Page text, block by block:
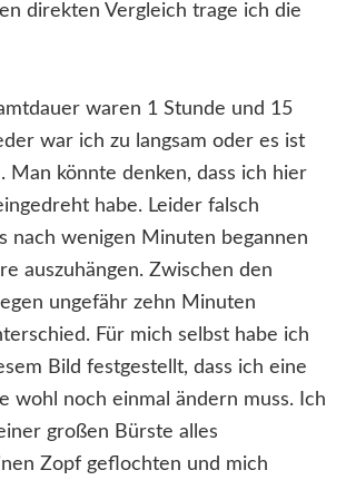
direkten Vergleich trage ich die
waren 1 Stunde und 15
war ich zu langsam oder es ist
Man könnte denken, dass ich hier
habe. Leider falsch
nach wenigen Minuten begannen
auszuhängen. Zwischen den
ungefähr zehn Minuten
Für mich selbst habe ich
Bild festgestellt, dass ich eine
wohl noch einmal ändern muss. Ich
großen Bürste alles
Zopf geflochten und mich